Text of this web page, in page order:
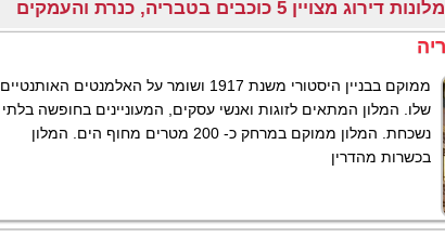
מלונות דירוג מצויין 5 כוכבים בטבריה, כנרת והעמקים
ממוקם בבניין היסטורי משנת 1917 ושומר על האלמנטים האותנטיים
שלו. המלון המתאים לזוגות ואנשי עסקים, המעוניינים בחופשה בלתי
נשכחת. המלון ממוקם במרחק כ- 200 מטרים מחוף הים. המלון
בכשרות מהדרין